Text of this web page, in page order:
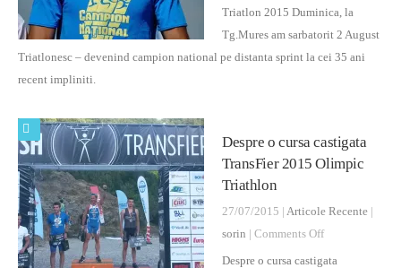
National
de
Triatlon
Triatlon 2015 Duminica, la
Tg.Mures am sarbatorit 2 August
Triatlonesc – devenind campion national pe distanta sprint la cei 35 ani
recent impliniti.
Despre o cursa castigata
TransFier 2015 Olimpic
Triathlon
27/07/2015 | Articole Recente
sorin
Comments Offon
Despre
Despre o cursa castigata